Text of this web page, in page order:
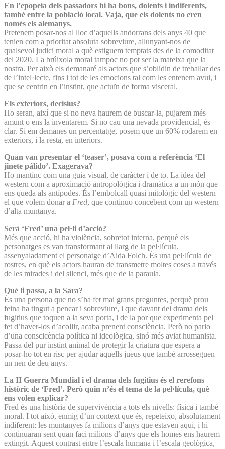
En l’epopeia dels passadors hi ha bons, dolents i indiferents,
també entre la població local. Vaja, que els dolents no eren
només els alemanys.
Pretenem posar-nos al lloc d’aquells andorrans dels anys 40 que
tenien com a prioritat absoluta sobreviure, allunyant-nos de
qualsevol judici moral a què estiguem temptats des de la comoditat
del 2020. La brúixola moral tampoc no pot ser la mateixa que la
nostra. Per això els demanaré als actors que s’oblidin de treballar des
de l’intel·lecte, fins i tot de les emocions tal com les entenem avui, i
que se centrin en l’instint, que actuïn de forma visceral.
Els exteriors, decisius?
Ho seran, així que si no neva haurem de buscar-la, pujarem més
amunt o ens la inventarem. Si no cau una nevada providencial, és
clar. Si em demanes un percentatge, posem que un 60% rodarem en
exteriors, i la resta, en interiors.
Quan van presentar el ‘teaser’, posava com a referència ‘El
jinete pálido’. Exagerava?
Ho mantinc com una guia visual, de caràcter i de to. La idea del
western com a aproximació antropològica i dramàtica a un món que
ens queda als antípodes. És l’embolcall quasi mitològic del western
el que volem donar a Fred, que continuo concebent com un western
d’alta muntanya.
Serà ‘Fred’ una pel·li d’acció?
Més que acció, hi ha violència, sobretot interna, perquè els
personatges es van transformant al llarg de la pel·lícula,
assenyaladament el personatge d’Aida Folch. És una pel·lícula de
rostres, en què els actors hauran de transmetre moltes coses a través
de les mirades i del silenci, més que de la paraula.
Què li passa, a la Sara?
És una persona que no s’ha fet mai grans preguntes, perquè prou
feina ha tingut a pencar i sobreviure, i que davant del drama dels
fugitius que toquen a la seva porta, i de la por que experimenta pel
fet d’haver-los d’acollir, acaba prenent consciència. Però no parlo
d’una conscicència política ni ideològica, sinó més aviat humanista.
Passa del pur instint animal de protegir la criatura que espera a
posar-ho tot en risc per ajudar aquells jueus que també arrosseguen
un nen de deu anys.
La II Guerra Mundial i el drama dels fugitius és el rerefons
històric de ‘Fred’. Però quin n’és el tema de la pel·lícula, què
ens volen explicar?
Fred és una història de supervivència a tots els nivells: física i també
moral. I tot això, enmig d’un context que és, repeteixo, absolutament
indiferent: les muntanyes fa milions d’anys que estaven aquí, i hi
continuaran sent quan faci milions d’anys que els homes ens haurem
extingit. Aquest contrast entre l’escala humana i l’escala geològica,